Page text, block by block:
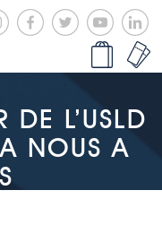
DE L’USLD
NOUS A